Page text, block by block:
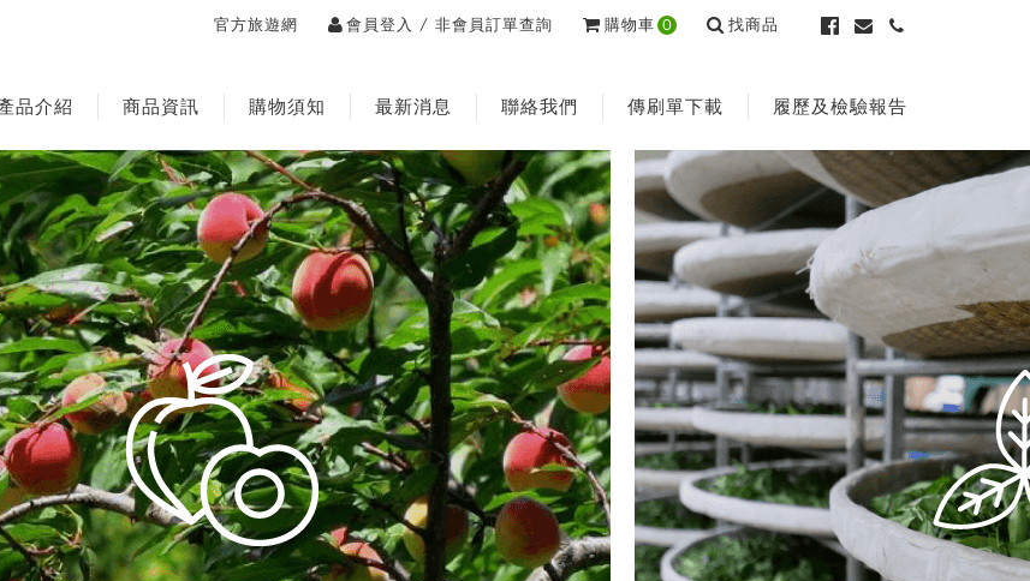
官方旅遊網 會員登入 / 非會員訂單查詢 購物車 0 找商品
品介紹 商品資訊 購物須知 最新消息 聯絡我們 傳刷單下載 履歷及檢驗報告